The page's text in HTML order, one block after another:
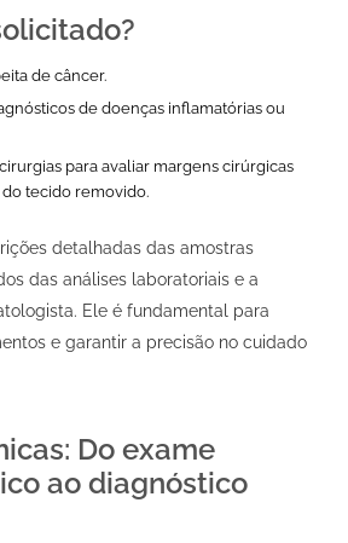
de câncer.
de doenças inflamatórias ou
para avaliar margens cirúrgicas
tecido removido.
detalhadas das amostras
das análises laboratoriais e a
Ele é fundamental para
e garantir a precisão no cuidado
Do exame
ao diagnóstico